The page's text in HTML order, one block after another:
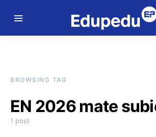
BROWSING TAG
EN 2026 mate
1 post